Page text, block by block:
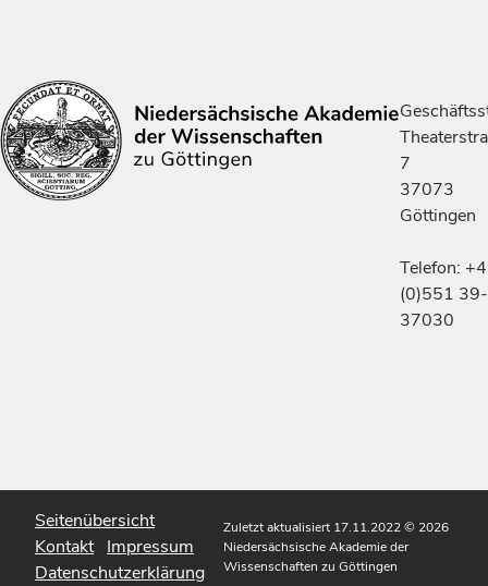
7
37073
Göttingen
Telefon:
(0)551 39-
37030
Seitenübersicht
Kontakt Impressum
Datenschutzerklärung
Zuletzt aktualisiert 17.11.2022© 2026
Niedersächsische Akademie der
Wissenschaften zu Göttingen